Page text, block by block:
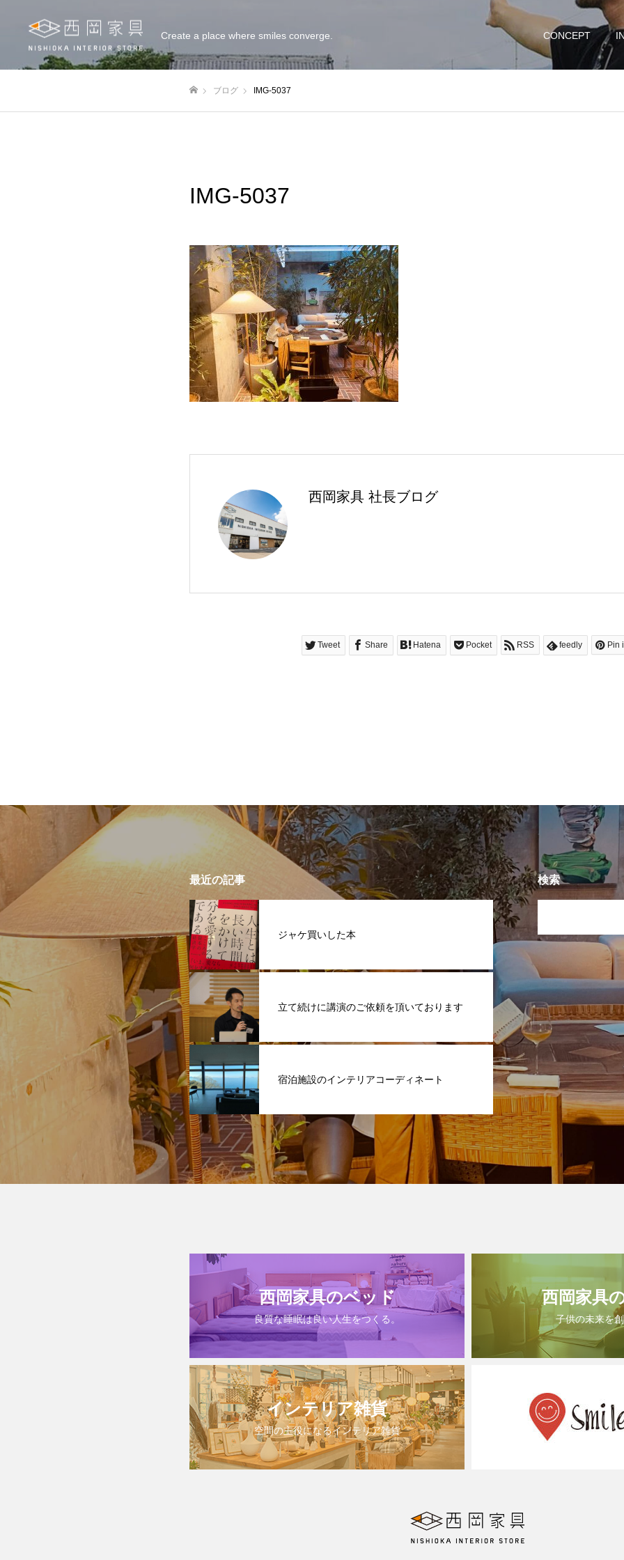
Create a place where smiles converge. CONCEPT
ブログ IMG-5037
IMG-5037
西岡家具 社長ブログ
Tweet Share Hatena Pocket RSS feedly Pin
最近の記事
ジャケ買いした本
立て続けに講演のご依頼を頂いております
宿泊施設のインテリアコーディネート
検索
西岡家具のベッド
良質な睡眠は良い人生をつくる。
西岡家具
子供の未来を
インテリア雑貨
空間の主役になるインテリア雑貨